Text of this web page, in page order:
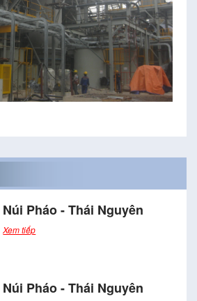
Núi Pháo - Thái Nguyên
Xem tiếp
Núi Pháo - Thái Nguyên